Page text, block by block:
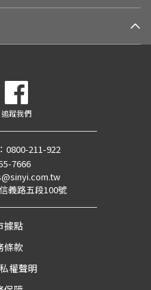
追蹤我們
0800-211-922
7666
義路五段100號
據點
條款
權聲明